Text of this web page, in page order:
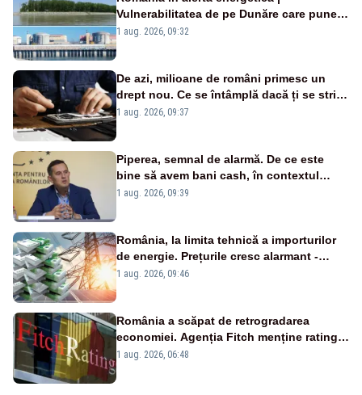
Vulnerabilitatea de pe Dunăre care pune
în pericol Centrala Cernavodă era
1 aug. 2026, 09:32
De azi, milioane de români primesc un
drept nou. Ce se întâmplă dacă ți se strică
un produs
1 aug. 2026, 09:37
Piperea, semnal de alarmă. De ce este
bine să avem bani cash, în contextul
alertei energetice?
1 aug. 2026, 09:39
România, la limita tehnică a importurilor
de energie. Prețurile cresc alarmant -
Analiză Realitatea Plus
1 aug. 2026, 09:46
România a scăpat de retrogradarea
economiei. Agenția Fitch menține ratingul
„BBB-” cu perspectivă negativă
1 aug. 2026, 06:48